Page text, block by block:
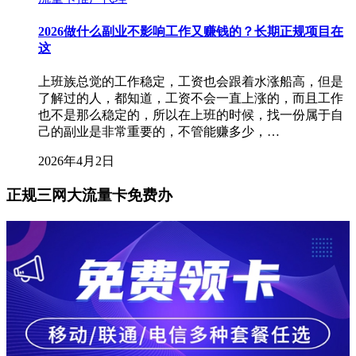
2026做什么副业不影响工作又赚钱的？长期正规项目在
这
上班族总觉的工作稳定，工资也会跟着水涨船高，但是
了解过的人，都知道，工资不会一直上涨的，而且工作
也不是那么稳定的，所以在上班的时候，找一份属于自
己的副业是非常重要的，不管能赚多少，…
2026年4月2日
正规三网大流量卡免费办